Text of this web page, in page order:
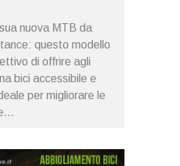
nuova MTB da
questo modello
di offrire agli
bici accessibile e
per migliorare le